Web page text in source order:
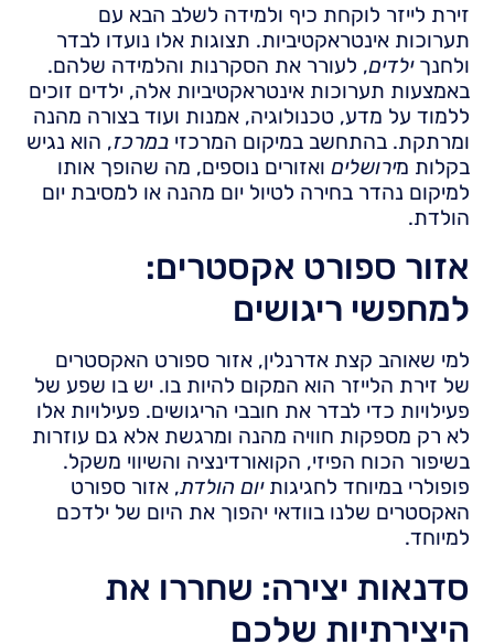
זירת לייזר לוקחת כיף ולמידה לשלב הבא עם
תערוכות אינטראקטיביות. תצוגות אלו נועדו לבדר
ולחנךילדים, לעורר את הסקרנות והלמידה שלהם.
באמצעות תערוכות אינטראקטיביות אלה, ילדים זוכים
ללמוד על מדע, טכנולוגיה, אמנות ועוד בצורה מהנה
ומרתקת. בהתחשב במיקום המרכזיבמרכז, הוא נגיש
בקלות מירושלים ואזורים נוספים, מה שהופך אותו
למיקום נהדר בחירה לטיול יום מהנה או למסיבת יום
הולדת.
אזור ספורט אקסטרים:
למחפשי ריגושים
למי שאוהב קצת אדרנלין, אזור ספורט האקסטרים
של זירת הלייזר הוא המקום להיות בו. יש בו שפע של
פעילויות כדי לבדר את חובבי הריגושים. פעילויות אלו
לא רק מספקות חוויה מהנה ומרגשת אלא גם עוזרות
בשיפור הכוח הפיזי, הקואורדינציה והשיווי משקל.
פופולרי במיוחד לחגיגותיום הולדת, אזור ספורט
האקסטרים שלנו בוודאי יהפוך את היום של ילדכם
למיוחד.
סדנאות יצירה: שחררו את
היצירתיות שלכם